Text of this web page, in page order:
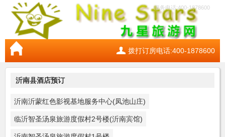
服务电话:400-1878600
拨打订房电话:400-1878600
沂南县酒店预订
沂南沂蒙红色影视基地服务中心(凤池山庄)
临沂智圣汤泉旅游度假村2号楼(沂南宾馆)